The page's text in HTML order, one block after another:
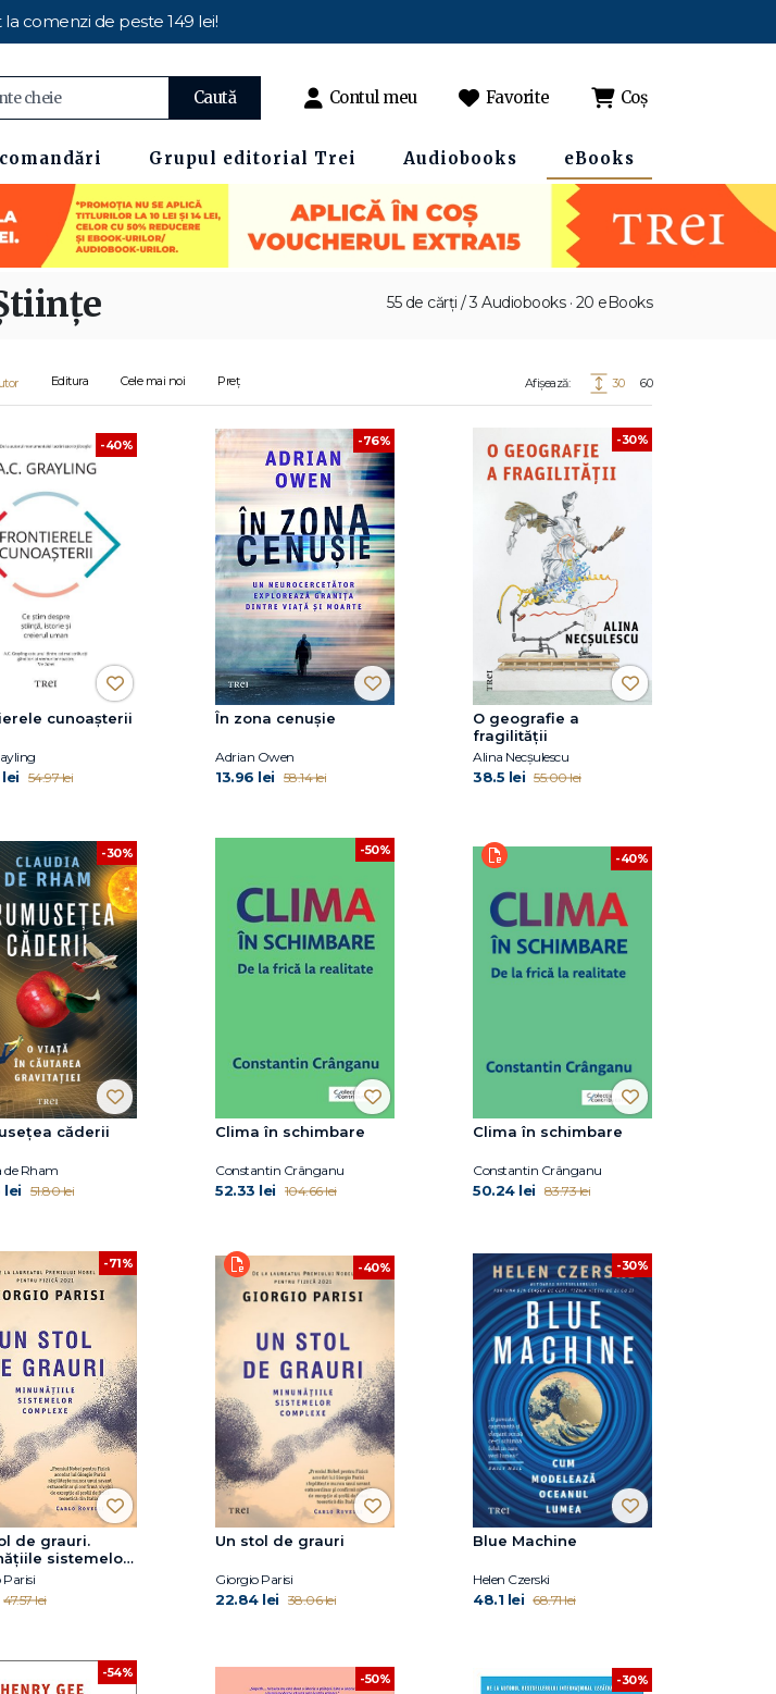
comenzi de peste 149 lei!
Caută Contul meu Favorite Coș
Grupul editorial Trei Audiobooks eBooks
55 de cărți / 3 Audiobooks · 20 eBooks
Editura Cele mai noi Preț Afișează: 30 60
-40%
cunoașterii
54.97 lei
-76%
În zona cenușie
Adrian Owen
13.96 lei 58.14 lei
-30%
O geografie a
fragilității
Alina Necșulescu
38.5 lei 55.00 lei
-30%
căderii
de Rham
lei 51.80 lei
-50%
Clima în schimbare
Constantin Crânganu
52.33 lei 104.66 lei
-40%
Clima în schimbare
Constantin Crânganu
50.24 lei 83.73 lei
-71%
de grauri.
sistemelor
Parisi
47.57 lei
-40%
Un stol de grauri
Giorgio Parisi
22.84 lei 38.06 lei
-30%
Blue Machine
Helen Czerski
48.1 lei 68.71 lei
-54% -50% -30%